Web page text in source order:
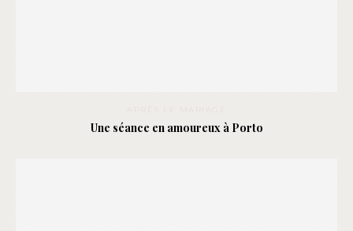
Une séance en amoureux à Porto